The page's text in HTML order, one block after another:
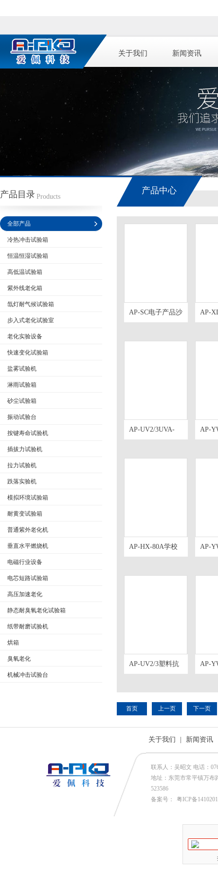
关于我们 新闻资讯
产品目录 Products
全部产品
冷热冲击试验箱
恒温恒湿试验箱
高低温试验箱
紫外线老化箱
氙灯耐气候试验箱
步入式老化试验室
老化实验设备
快速变化试验箱
盐雾试验机
淋雨试验箱
砂尘试验箱
振动试验台
按键寿命试验机
插拔力试验机
拉力试验机
跌落实验机
模拟环境试验箱
耐黄变试验箱
普通紫外老化机
垂直水平燃烧机
电磁行业设备
电芯短路试验箱
高压加速老化
静态耐臭氧老化试验箱
纸带耐磨试验机
烘箱
臭氧老化
机械冲击试验台
产品中心
AP-SC电子产品沙
尘试验箱IP防尘防
AP-
电缆
光
AP-UV2/3UVA-
340紫外光老化试
AP-
湿热
AP-HX-80A学校
常用高低温交变
AP-
盐水
AP-UV2/3塑料抗
紫外线老化测试
AP-
雾腐
首页 上一页 下一页
关于我们 新闻资讯
联系人：吴昭文 电话：
地址：东莞市常平镇万布
523586
备案号：
粤ICP备